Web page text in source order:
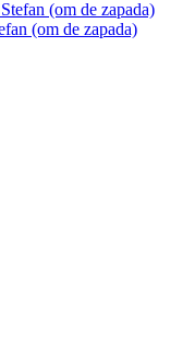
(om de zapada)